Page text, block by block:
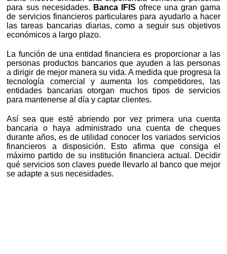
para sus necesidades. Banca IFIS ofrece una gran gama
de servicios financieros particulares para ayudarlo a hacer
las tareas bancarias diarias, como a seguir sus objetivos
económicos a largo plazo.
La función de una entidad financiera es proporcionar a las
personas productos bancarios que ayuden a las personas
a dirigir de mejor manera su vida. A medida que progresa la
tecnología comercial y aumenta los competidores, las
entidades bancarias otorgan muchos tipos de servicios
para mantenerse al día y captar clientes.
Así sea que esté abriendo por vez primera una cuenta
bancaria o haya administrado una cuenta de cheques
durante años, es de utilidad conocer los variados servicios
financieros a disposición. Esto afirma que consiga el
máximo partido de su institución financiera actual. Decidir
qué servicios son claves puede llevarlo al banco que mejor
se adapte a sus necesidades.